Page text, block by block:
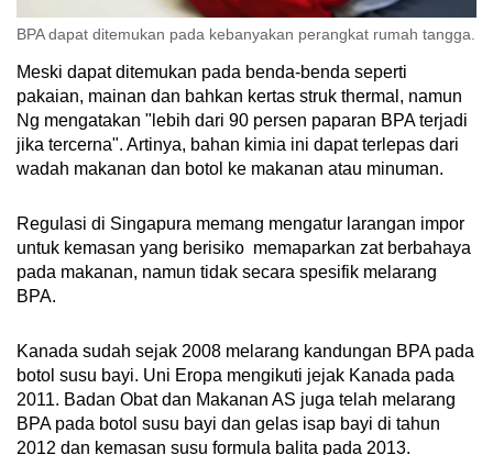
BPA dapat ditemukan pada kebanyakan perangkat rumah tangga.
Meski dapat ditemukan pada benda-benda seperti
pakaian, mainan dan bahkan kertas struk thermal, namun
Ng mengatakan "lebih dari 90 persen paparan BPA terjadi
jika tercerna". Artinya, bahan kimia ini dapat terlepas dari
wadah makanan dan botol ke makanan atau minuman.
Regulasi di Singapura memang mengatur larangan impor
untuk kemasan yang berisiko memaparkan zat berbahaya
pada makanan, namun tidak secara spesifik melarang
BPA.
Kanada sudah sejak 2008 melarang kandungan BPA pada
botol susu bayi. Uni Eropa mengikuti jejak Kanada pada
2011. Badan Obat dan Makanan AS juga telah melarang
BPA pada botol susu bayi dan gelas isap bayi di tahun
2012 dan kemasan susu formula balita pada 2013.